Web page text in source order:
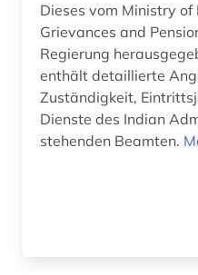
ingenieurhochschule für seefahrt
innenarchitektin (1)
Dieses vom Ministry of
Grievances and
Regierung
enthält detaillierte
Zuständigkeit,
Dienste des Indian
stehenden Beamten.